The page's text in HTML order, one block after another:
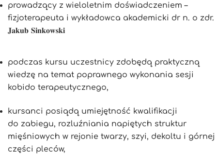
prowadzący z wieloletnim doświadczeniem –
fizjoterapeuta i wykładowca akademicki dr n. o zdr.
𝐉𝐚𝐤𝐮𝐛 𝐒𝐢𝐧𝐤𝐨𝐰𝐬𝐤𝐢
podczas kursu uczestnicy zdobędą praktyczną
wiedzę na temat poprawnego wykonania sesji
kobido terapeutycznego,
kursanci posiądą umiejętność kwalifikacji
do zabiegu, rozluźniania napiętych struktur
mięśniowych w rejonie twarzy, szyi, dekoltu i górnej
części pleców,